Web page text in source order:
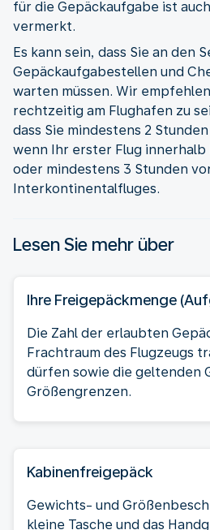
für die Gepäckaufgabe ist
vermerkt.
Es kann sein, dass Sie an den
Gepäckaufgabestellen und
warten müssen. Wir
rechtzeitig am Flughafen zu
dass Sie mindestens 2
wenn Ihr erster Flug
oder mindestens 3 Stunden
Interkontinentalfluges.
Lesen Sie mehr über
Ihre Freigepäckmenge
Die Zahl der erlaubten
Frachtraum des Flugzeugs
dürfen sowie die geltenden
Größengrenzen.
Kabinenfreigepäck
Gewichts- und
kleine Tasche und das